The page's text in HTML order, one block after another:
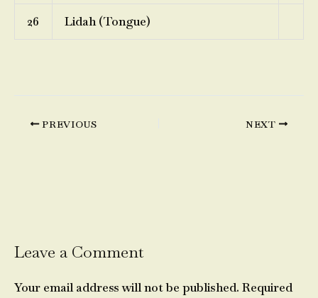
26 Lidah (Tongue)
PREVIOUS NEXT
Leave a Comment
Your email address will not be published. Required